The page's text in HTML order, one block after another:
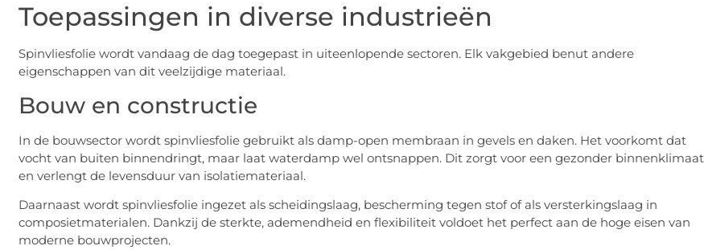
Toepassingen in diverse industrieën
Spinvliesfolie wordt vandaag de dag toegepast in uiteenlopende sectoren. Elk vakgebied benut andere
eigenschappen van dit veelzijdige materiaal.
Bouw en constructie
In de bouwsector wordt spinvliesfolie gebruikt als damp-open membraan in gevels en daken. Het voorkomt dat
vocht van buiten binnendringt, maar laat waterdamp wel ontsnappen. Dit zorgt voor een gezonder binnenklimaat
en verlengt de levensduur van isolatiemateriaal.
Daarnaast wordt spinvliesfolie ingezet als scheidingslaag, bescherming tegen stof of als versterkingslaag in
composietmaterialen. Dankzij de sterkte, ademendheid en flexibiliteit voldoet het perfect aan de hoge eisen van
moderne bouwprojecten.